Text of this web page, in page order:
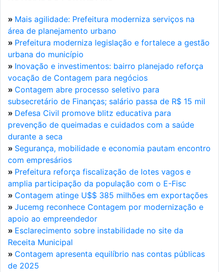
» Mais agilidade: Prefeitura moderniza serviços na
área de planejamento urbano
» Prefeitura moderniza legislação e fortalece a gestão
urbana do município
» Inovação e investimentos: bairro planejado reforça
vocação de Contagem para negócios
» Contagem abre processo seletivo para
subsecretário de Finanças; salário passa de R$ 15 mil
» Defesa Civil promove blitz educativa para
prevenção de queimadas e cuidados com a saúde
durante a seca
» Segurança, mobilidade e economia pautam encontro
com empresários
» Prefeitura reforça fiscalização de lotes vagos e
amplia participação da população com o E-Fisc
» Contagem atinge U$$ 385 milhões em exportações
» Jucemg reconhece Contagem por modernização e
apoio ao empreendedor
» Esclarecimento sobre instabilidade no site da
Receita Municipal
» Contagem apresenta equilíbrio nas contas públicas
de 2025